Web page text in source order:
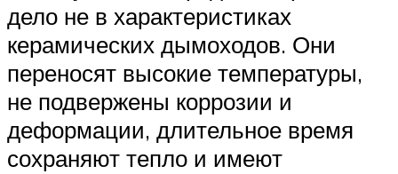
дело не в характеристиках
керамических дымоходов. Они
переносят высокие температуры,
не подвержены коррозии и
деформации, длительное время
сохраняют тепло и имеют